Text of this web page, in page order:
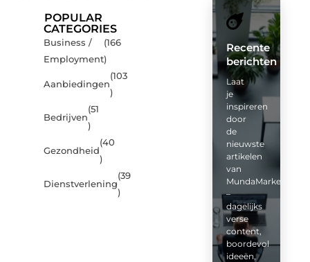
POPULAR
CATEGORIES
Business /
Employment
(166
)
Aanbiedingen
(103
)
Bedrijven
(51
)
Gezondheid
(40
)
Dienstverlening
(39
)
Recente
berichten
Laat
je
inspireren
door
de
nieuwste
artikelen
van
MundaMarketing.nl
–
dagelijks
verse
content,
boordevol
ideeën,